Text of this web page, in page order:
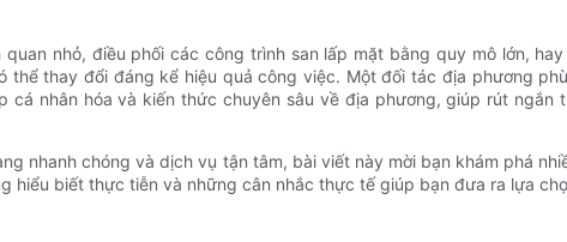
nhỏ, điều phối các công trình san lấp mặt bằng quy mô lớn,
thể thay đổi đáng kể hiệu quả công việc. Một đối tác địa phương
cá nhân hóa và kiến ​​thức chuyên sâu về địa phương, giúp rút
nhanh chóng và dịch vụ tận tâm, bài viết này mời bạn khám phá
hiểu biết thực tiễn và những cân nhắc thực tế giúp bạn đưa ra lựa